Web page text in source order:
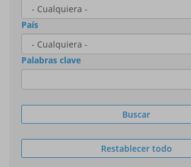
País
Palabras clave
Buscar
Restablecer todo